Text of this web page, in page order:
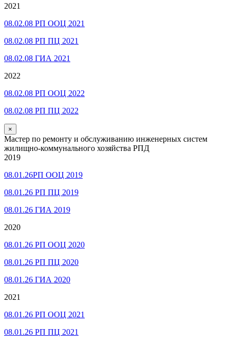
2021
08.02.08 РП ООЦ 2021
08.02.08 РП ПЦ 2021
08.02.08 ГИА 2021
2022
08.02.08 РП ООЦ 2022
08.02.08 РП ПЦ 2022
×
Мастер по ремонту и обслуживанию инженерных систем
жилищно-коммунального хозяйства РПД
2019
08.01.26РП ООЦ 2019
08.01.26 РП ПЦ 2019
08.01.26 ГИА 2019
2020
08.01.26 РП ООЦ 2020
08.01.26 РП ПЦ 2020
08.01.26 ГИА 2020
2021
08.01.26 РП ООЦ 2021
08.01.26 РП ПЦ 2021